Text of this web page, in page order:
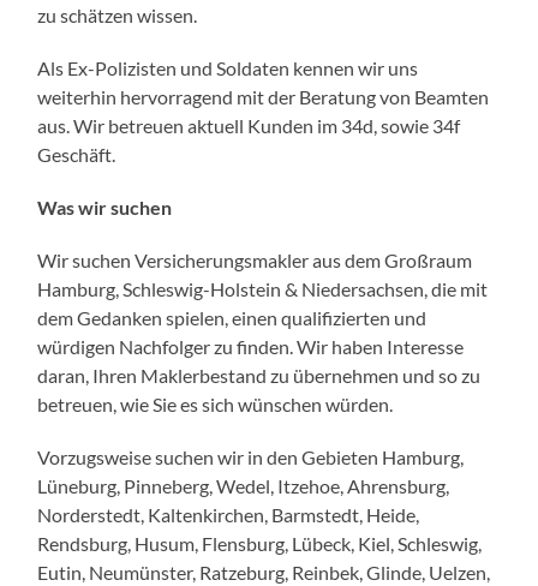
zu schätzen wissen.
Als Ex-Polizisten und Soldaten kennen wir uns
weiterhin hervorragend mit der Beratung von Beamten
aus. Wir betreuen aktuell Kunden im 34d, sowie 34f
Geschäft.
Was wir suchen
Wir suchen Versicherungsmakler aus dem Großraum
Hamburg, Schleswig-Holstein & Niedersachsen, die mit
dem Gedanken spielen, einen qualifizierten und
würdigen Nachfolger zu finden. Wir haben Interesse
daran, Ihren Maklerbestand zu übernehmen und so zu
betreuen, wie Sie es sich wünschen würden.
Vorzugsweise suchen wir in den Gebieten Hamburg,
Lüneburg, Pinneberg, Wedel, Itzehoe, Ahrensburg,
Norderstedt, Kaltenkirchen, Barmstedt, Heide,
Rendsburg, Husum, Flensburg, Lübeck, Kiel, Schleswig,
Eutin, Neumünster, Ratzeburg, Reinbek, Glinde, Uelzen,